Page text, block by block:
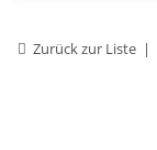
Zurück zur Liste